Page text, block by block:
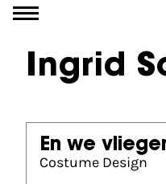
Ga naar
Ingrid
En we
Costume Design